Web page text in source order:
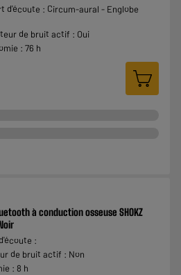
d'écoute : Circum-aural - Englobe
de bruit actif : Oui
: 76 h
à conduction osseuse SHOKZ
:
de bruit actif : Non
: 8 h